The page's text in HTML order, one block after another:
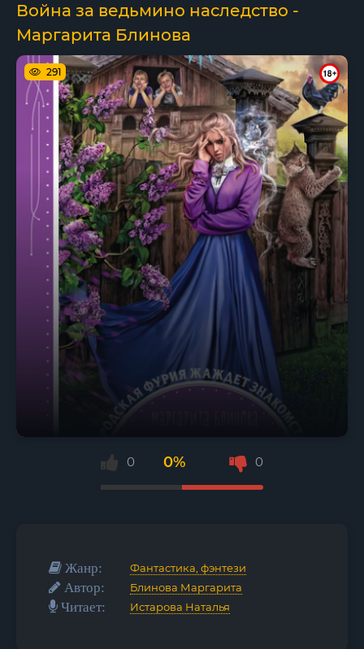
Война за ведьмино наследство -
Маргарита Блинова
291
0 0% 0
Жанр: Фантастика, фэнтези
Автор: Блинова Маргарита
Читает: Истарова Наталья